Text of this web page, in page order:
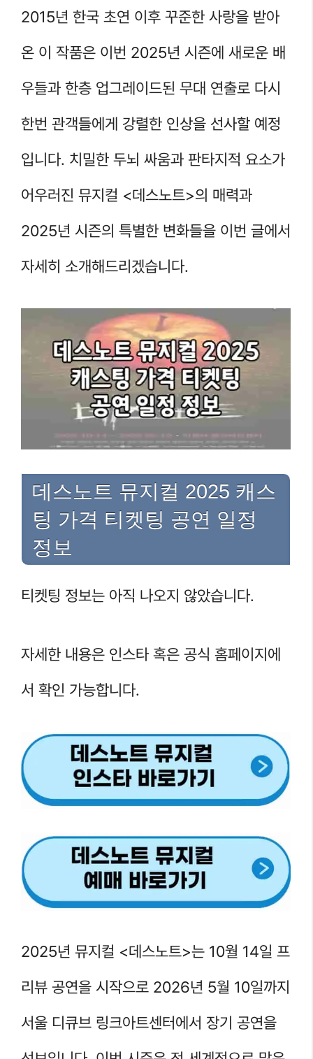
2015년 한국 초연 이후 꾸준한 사랑을 받아
온 이 작품은 이번 2025년 시즌에 새로운 배
우들과 한층 업그레이드된 무대 연출로 다시
한번 관객들에게 강렬한 인상을 선사할 예정
입니다. 치밀한 두뇌 싸움과 판타지적 요소가
어우러진 뮤지컬 <데스노트>의 매력과
2025년 시즌의 특별한 변화들을 이번 글에서
자세히 소개해드리겠습니다.
데스노트 뮤지컬 2025 캐스
팅 가격 티켓팅 공연 일정
정보
티켓팅 정보는 아직 나오지 않았습니다.
자세한 내용은 인스타 혹은 공식 홈페이지에
서 확인 가능합니다.
2025년 뮤지컬 <데스노트>는 10월 14일 프
리뷰 공연을 시작으로 2026년 5월 10일까지
서울 디큐브 링크아트센터에서 장기 공연을